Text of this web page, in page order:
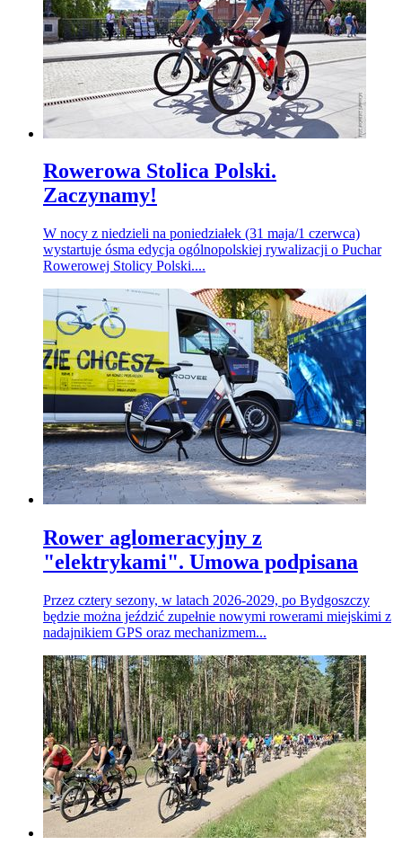
Rowerowa Stolica Polski.
Zaczynamy!
W nocy z niedzieli na poniedziałek (31 maja/1 czerwca)
wystartuje ósma edycja ogólnopolskiej rywalizacji o Puchar
Rowerowej Stolicy Polski....
Rower aglomeracyjny z
"elektrykami". Umowa podpisana
Przez cztery sezony, w latach 2026-2029, po Bydgoszczy
będzie można jeździć zupełnie nowymi rowerami miejskimi z
nadajnikiem GPS oraz mechanizmem...